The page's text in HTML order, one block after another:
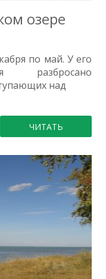
озере
по май. У его
разбросано
над
ЧИТАТЬ